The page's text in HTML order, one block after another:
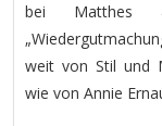
bei Matthes
weit von Stil und
wie von Annie